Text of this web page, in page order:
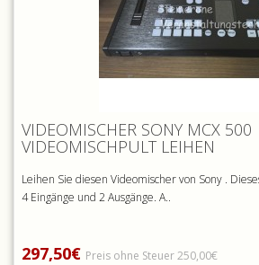
VIDEOMISCHER SONY MCX 500
VIDEOMISCHPULT LEIHEN
Leihen Sie diesen Videomischer von Sony .
4 Eingänge und 2 Ausgänge. A..
297,50€ Preis ohne Steuer 250,00€